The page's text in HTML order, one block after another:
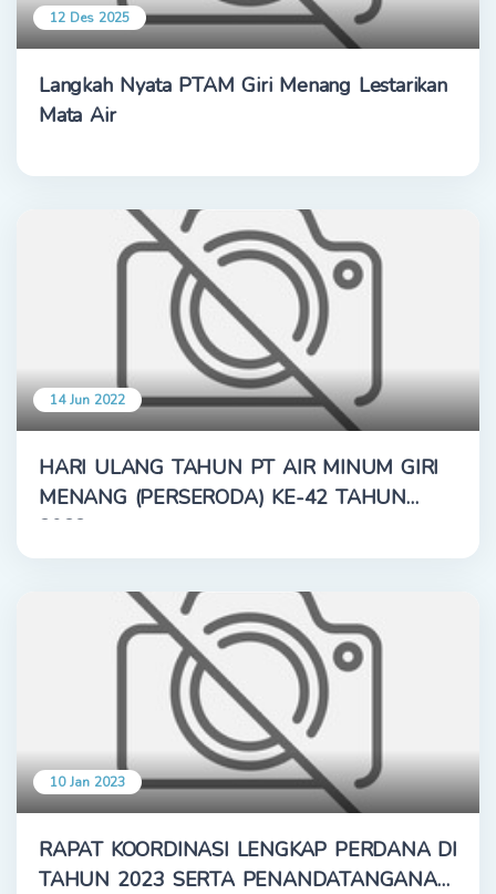
12 Des 2025
Langkah Nyata PTAM Giri Menang Lestarikan
Mata Air
14 Jun 2022
HARI ULANG TAHUN PT AIR MINUM GIRI
MENANG (PERSERODA) KE-42 TAHUN
2022
10 Jan 2023
RAPAT KOORDINASI LENGKAP PERDANA DI
TAHUN 2023 SERTA PENANDATANGANAN